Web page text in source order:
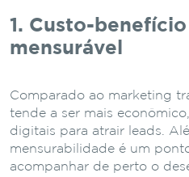
1. Custo-benefício
mensurável
Comparado ao marketing
tende a ser mais
digitais para atrair leads.
mensurabilidade é um
acompanhar de perto o